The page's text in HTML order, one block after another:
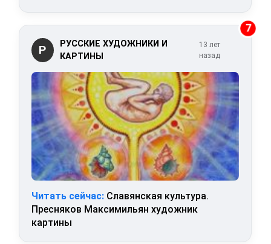
7
Р
РУССКИЕ ХУДОЖНИКИ И
КАРТИНЫ
13 лет
назад
Читать сейчас: Славянская культура.
Пресняков Максимильян художник
картины